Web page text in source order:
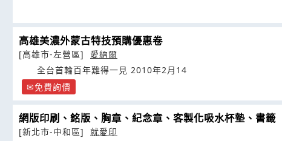
高雄美濃外蒙古特技預購優惠卷
[高雄市-左營區]
愛納爾
全台首輪百年難得一見 2010年2月14
免費詢價
網版印刷、銘版、胸章、紀念章、客製化吸水杯墊、書籤
[新北市-中和區]
就愛印